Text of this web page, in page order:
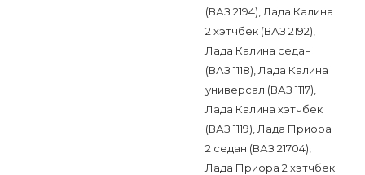
(ВАЗ 2194), Лада Калина
2 хэтчбек (ВАЗ 2192),
Лада Калина седан
(ВАЗ 1118), Лада Калина
универсал (ВАЗ 1117),
Лада Калина хэтчбек
(ВАЗ 1119), Лада Приора
2 седан (ВАЗ 21704),
Лада Приора 2 хэтчбек